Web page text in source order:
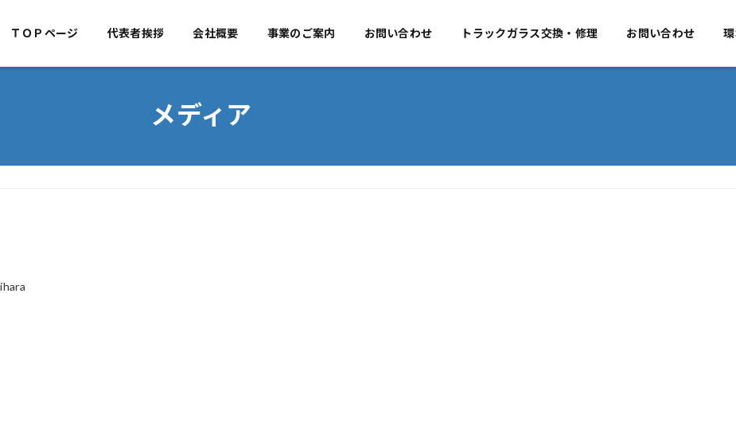
TOPページ 代表者挨拶 会社概要 事業のご案内 お問い合わせ
ＴＯＰページ 代表者挨拶 会社概要 事業のご案内 お問い合わせ トラックガラス交換・修理 お問い合わせ
メディア